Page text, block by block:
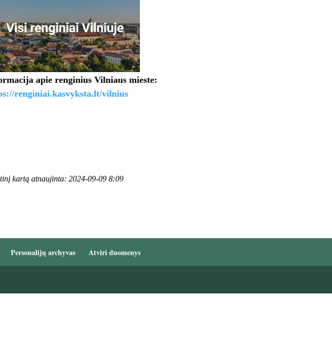
apie renginius Vilniaus mieste:
renginiai.kasvyksta.lt/vilnius
kartą atnaujinta: 2024-09-09 8:09
Personalijų archyvas Atviri duomenys